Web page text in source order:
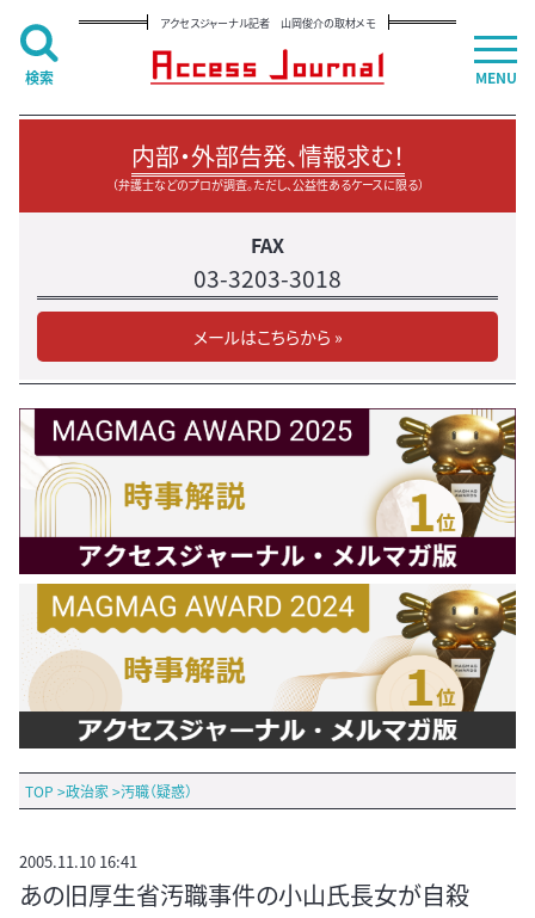
アクセスジャーナル記者 山岡俊介の取材メモ
内部・外部告発、情報求む！
（弁護士などのプロが調査。ただし、公益性あるケースに限る）
FAX
03-3203-3018
メールはこちらから »
TOP >政治家 >汚職（疑惑）
2005.11.10 16:41
あの旧厚生省汚職事件の小山氏長女が自殺
MENU
検索